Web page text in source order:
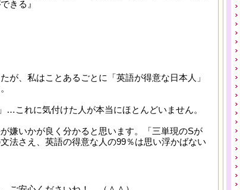
きる』
が、私はことあるごとに「英語が得意な日本人」
…これに気付けた人が本当にほとんどいません。
嫌いかが良く分かると思います。「三単現のSが
法さえ、英語の得意な人の99％は思い浮かばない